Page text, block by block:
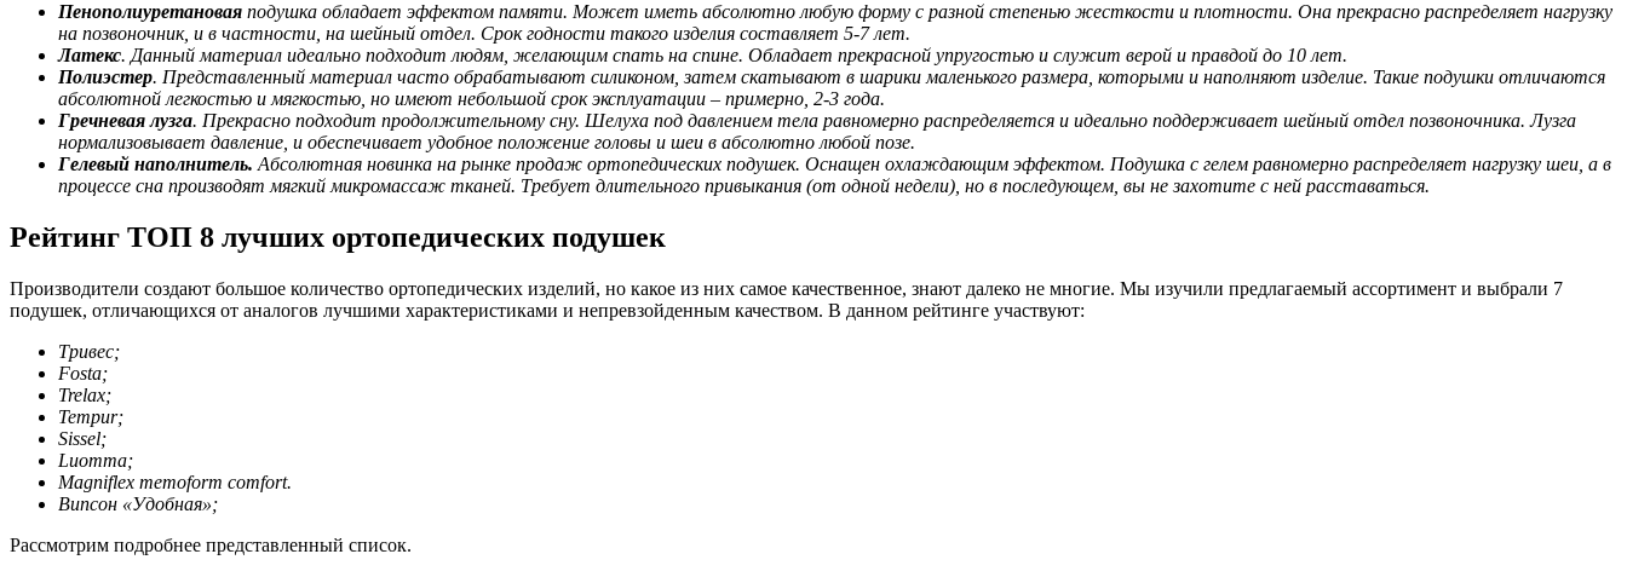
Пенополиуретановая подушка обладает эффектом памяти. Может иметь абсолютно любую форму с разной степенью жесткости и плотности. Она прекрасно распределяет нагрузку
на позвоночник, и в частности, на шейный отдел. Срок годности такого изделия составляет 5-7 лет.
Латекс. Данный материал идеально подходит людям, желающим спать на спине. Обладает прекрасной упругостью и служит верой и правдой до 10 лет.
Полиэстер. Представленный материал часто обрабатывают силиконом, затем скатывают в шарики маленького размера, которыми и наполняют изделие. Такие подушки отличаются
абсолютной легкостью и мягкостью, но имеют небольшой срок эксплуатации – примерно, 2-3 года.
Гречневая лузга. Прекрасно подходит продолжительному сну. Шелуха под давлением тела равномерно распределяется и идеально поддерживает шейный отдел позвоночника. Лузга
нормализовывает давление, и обеспечивает удобное положение головы и шеи в абсолютно любой позе.
Гелевый наполнитель. Абсолютная новинка на рынке продаж ортопедических подушек. Оснащен охлаждающим эффектом. Подушка с гелем равномерно распределяет нагрузку шеи, а в
процессе сна производят мягкий микромассаж тканей. Требует длительного привыкания (от одной недели), но в последующем, вы не захотите с ней расставаться.
Рейтинг ТОП 8 лучших ортопедических подушек
Производители создают большое количество ортопедических изделий, но какое из них самое качественное, знают далеко не многие. Мы изучили предлагаемый ассортимент и выбрали 7
подушек, отличающихся от аналогов лучшими характеристиками и непревзойденным качеством. В данном рейтинге участвуют:
Тривес;
Fosta;
Trelax;
Tempur;
Sissel;
Luomma;
Magniflex memoform comfort.
Випсон «Удобная»;
Рассмотрим подробнее представленный список.